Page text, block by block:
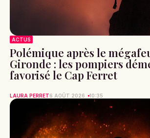
ACTUS
Polémique après le
Gironde : les pompiers
favorisé le Cap Ferret
LAURA PERRET6 AOÛT 2026 10:35